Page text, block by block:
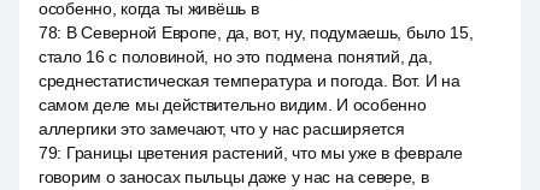
особенно, когда ты живёшь в
78: В Северной Европе, да, вот, ну, подумаешь, было 15,
стало 16 с половиной, но это подмена понятий, да,
среднестатистическая температура и погода. Вот. И на
самом деле мы действительно видим. И особенно
аллергики это замечают, что у нас расширяется
79: Границы цветения растений, что мы уже в феврале
говорим о заносах пыльцы даже у нас на севере, в